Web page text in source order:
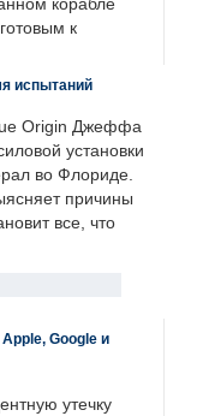
корабле
к
испытаний
Origin Джеффа
установки
во Флориде.
причины
все, что
Google и
утечку